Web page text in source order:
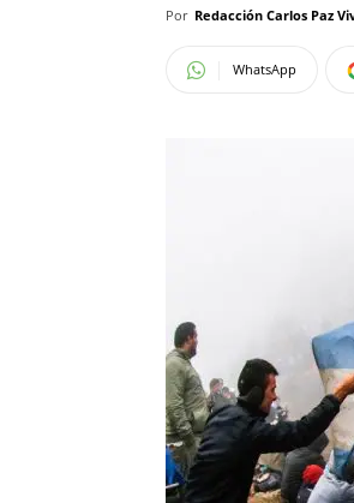
Por Redacción Carlos Paz
WhatsApp